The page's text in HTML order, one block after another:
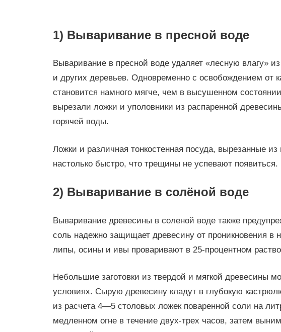
1) Вываривание в пресной воде
Вываривание в пресной воде удаляет «лесную влагу»
и других деревьев. Одновременно с освобождением от
становится намного мягче, чем в высушенном
вырезали ложки и уполовники из распаренной
горячей воды.
Ложки и различная тонкостенная посуда, вырезанные
настолько быстро, что трещины не успевают появиться.
2) Вываривание в солёной воде
Вываривание древесины в соленой воде также
соль надежно защищает древесину от проникновения в
липы, осины и ивы проваривают в 25-процентном
Небольшие заготовки из твердой и мягкой древесины
условиях. Сырую древесину кладут в глубокую
из расчета 4—5 столовых ложек поваренной соли на
медленном огне в течение двух-трех часов, затем